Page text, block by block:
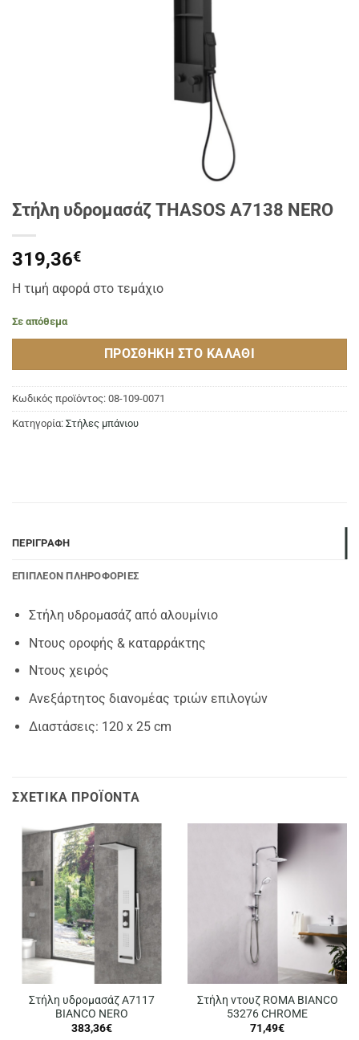
Στήλη υδρομασάζ THASOS A7138 NERO
319,36€
Η τιμή αφορά στο τεμάχιο
Σε απόθεμα
ΠΡΟΣΘΉΚΗ ΣΤΟ ΚΑΛΆΘΙ
Κωδικός προϊόντος: 08-109-0071
Κατηγορία: Στήλες μπάνιου
ΠΕΡΙΓΡΑΦΉ
ΕΠΙΠΛΈΟΝ ΠΛΗΡΟΦΟΡΊΕΣ
Στήλη υδρομασάζ από αλουμίνιο
Ντους οροφής & καταρράκτης
Ντους χειρός
Ανεξάρτητος διανομέας τριών επιλογών
Διαστάσεις: 120 x 25 cm
ΣΧΕΤΙΚΆ ΠΡΟΪΌΝΤΑ
Στήλη υδρομασάζ A7117
BIANCO NERO
383,36€
Στήλη ντουζ ROMA BIANCO
53276 CHROME
71,49€